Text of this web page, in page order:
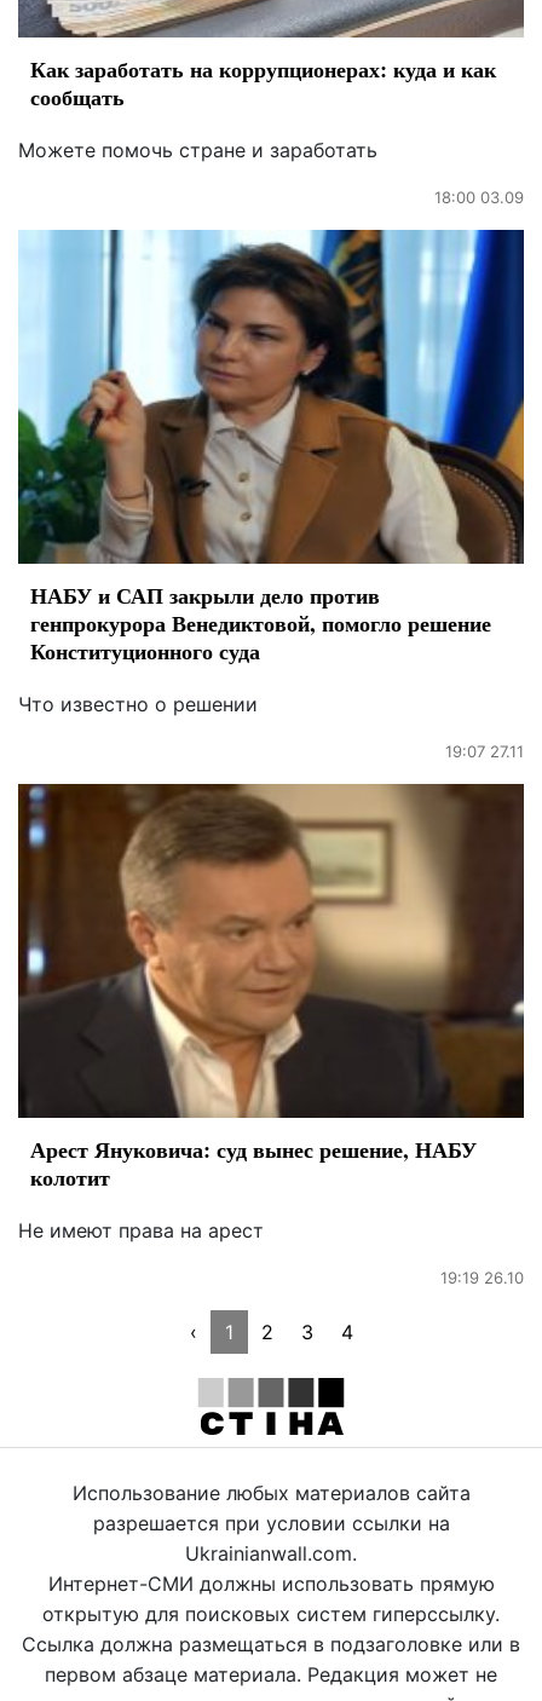
Как заработать на коррупционерах: куда и как
сообщать
Можете помочь стране и заработать
18:00 03.09
НАБУ и САП закрыли дело против
генпрокурора Венедиктовой, помогло решение
Конституционного суда
Что известно о решении
19:07 27.11
Арест Януковича: суд вынес решение, НАБУ
колотит
Не имеют права на арест
19:19 26.10
‹ 1 2 3 4
Использование любых материалов сайта
разрешается при условии ссылки на
Ukrainianwall.com.
Интернет-СМИ должны использовать прямую
открытую для поисковых систем гиперссылку.
Ссылка должна размещаться в подзаголовке или в
первом абзаце материала. Редакция может не